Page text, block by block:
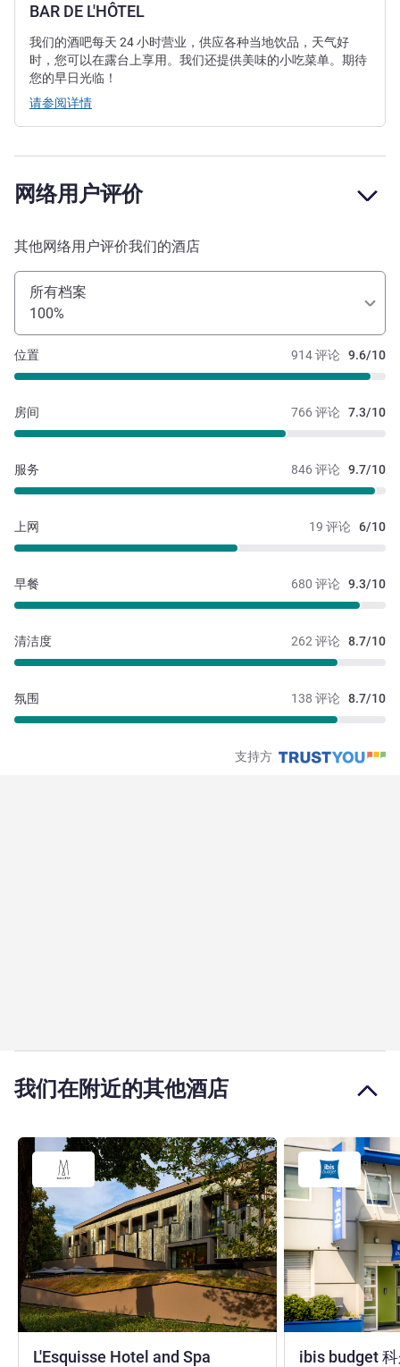
BAR DE L'HÔTEL
我们的酒吧每天 24 小时营业，供应各种当地饮品，天气好
时，您可以在露台上享用。我们还提供美味的小吃菜单。期待
您的早日光临！
请参阅详情
网络用户评价
其他网络用户评价我们的酒店
所有档案
100%
914 评论 9.6/10
位置
766 评论 7.3/10
房间
846 评论 9.7/10
服务
19 评论 6/10
上网
680 评论 9.3/10
早餐
262 评论 8.7/10
清洁度
138 评论 8.7/10
氛围
支持方
我们在附近的其他酒店
L'Esquisse Hotel and Spa
ibis budget